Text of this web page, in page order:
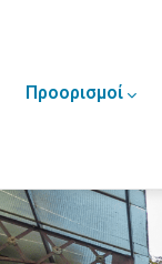
Προορισμοί